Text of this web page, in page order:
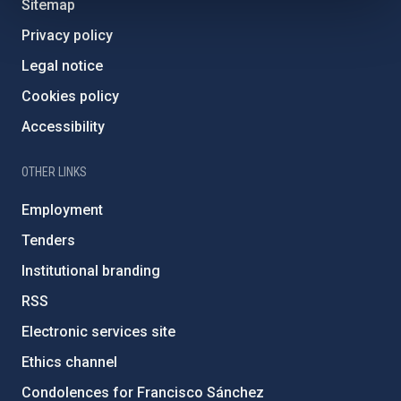
Sitemap
Privacy policy
Legal notice
Cookies policy
Accessibility
OTHER LINKS
Employment
Tenders
Institutional branding
RSS
Electronic services site
Ethics channel
Condolences for Francisco Sánchez